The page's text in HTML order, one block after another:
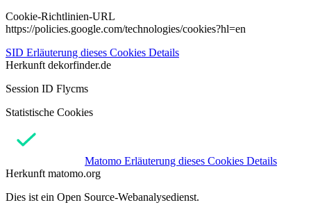
Cookie-Richtlinien-URL
https://policies.google.com/technologies/cookies?hl=en
SID Erläuterung dieses Cookies Details
Herkunft dekorfinder.de
Session ID Flycms
Statistische Cookies
Matomo Erläuterung dieses Cookies Details
Herkunft matomo.org
Dies ist ein Open Source-Webanalysedienst.